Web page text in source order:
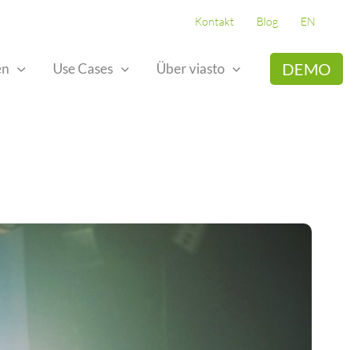
Kontakt Blog EN
Use Cases Über viasto DEMO